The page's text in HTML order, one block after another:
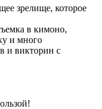
зрелище, которое
в кимоно,
и много
и викторин с